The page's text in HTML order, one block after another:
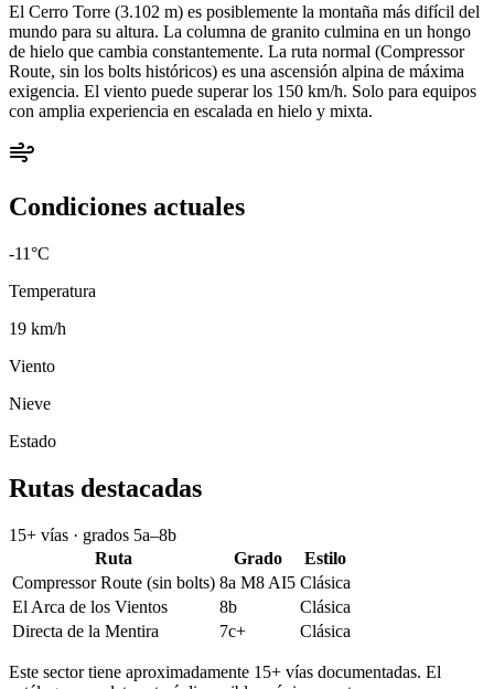
El Cerro Torre (3.102 m) es posiblemente la montaña más difícil del
mundo para su altura. La columna de granito culmina en un hongo
de hielo que cambia constantemente. La ruta normal (Compressor
Route, sin los bolts históricos) es una ascensión alpina de máxima
exigencia. El viento puede superar los 150 km/h. Solo para equipos
con amplia experiencia en escalada en hielo y mixta.
Condiciones actuales
-11°C
Temperatura
19 km/h
Viento
Nieve
Estado
Rutas destacadas
15+ vías · grados 5a–8b
Ruta
Grado
Estilo
Compressor Route (sin bolts) 8a M8 AI5 Clásica
El Arca de los Vientos
8b
Clásica
Directa de la Mentira
7c+ Clásica
Este sector tiene aproximadamente 15+ vías documentadas. El